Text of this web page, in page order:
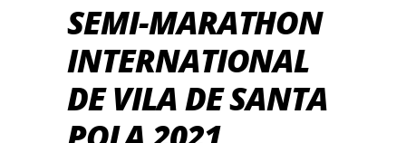
SEMI-MARATHON
INTERNATIONAL
DE VILA DE SANTA